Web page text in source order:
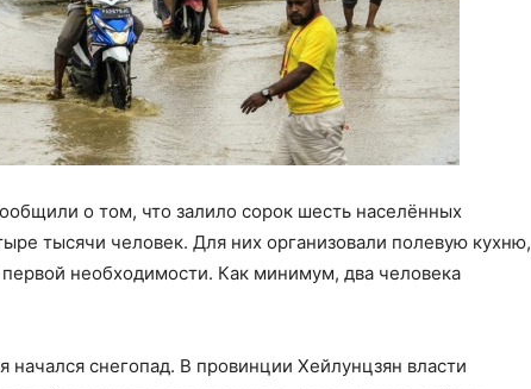
о том, что залило сорок шесть населённых
тысячи человек. Для них организовали полевую кухню,
необходимости. Как минимум, два человека
начался снегопад. В провинции Хейлунцзян власти